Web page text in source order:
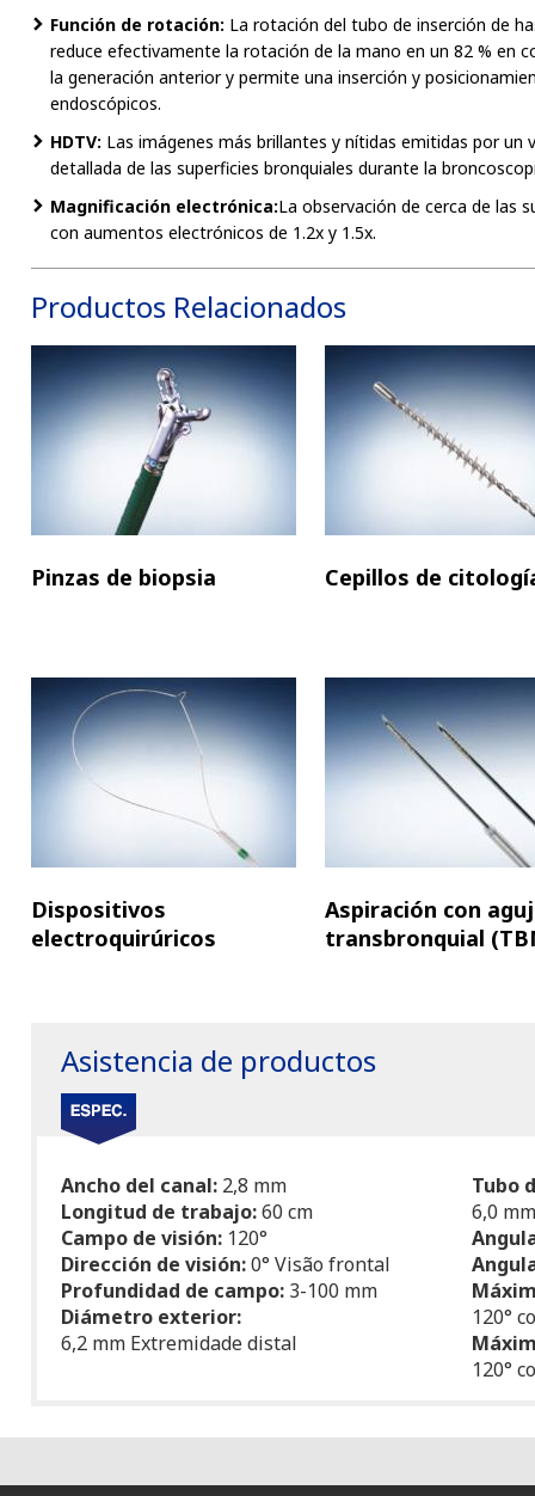
Función de rotación: La rotación del tubo de inserción de
reduce efectivamente la rotación de la mano en un 82 % en
la generación anterior y permite una inserción y
endoscópicos.
HDTV: Las imágenes más brillantes y nítidas emitidas por
detallada de las superficies bronquiales durante la
Magnificación electrónica:La observación de cerca de las
con aumentos electrónicos de 1.2x y 1.5x.
Productos Relacionados
Pinzas de biopsia Cepillos de
Dispositivos
electroquirúricos
Aspiración con
transbronquial
Asistencia de productos
Ancho del canal: 2,8 mm
Longitud de trabajo:60 cm
Campo de visión: 120°
Dirección de visión:0° Visão frontal
Profundidad de campo: 3-100 mm
Diámetro exterior:
6,2 mm Extremidade distal
Tubo
6,0 mm
120°
120°